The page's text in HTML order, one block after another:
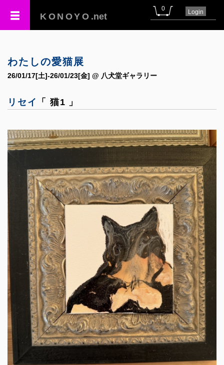
KONOYO .net
0 Login
わたしの愛猫展
26/01/17[土]-26/01/23[金] @ 八犬堂ギャラリー
リセイ 「 猫1 」